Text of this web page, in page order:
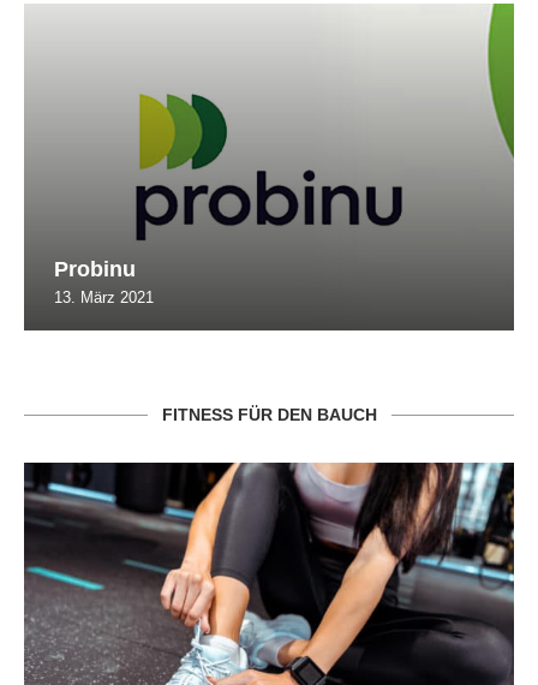
Probinu
13. März 2021
FITNESS FÜR DEN BAUCH